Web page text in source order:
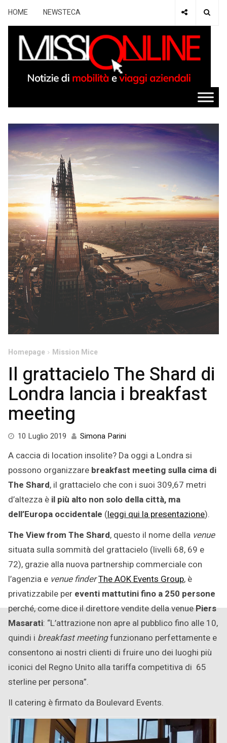
HOME NEWSTECA
Homepage Mission Mice
Il grattacielo The Shard di
Londra lancia i breakfast
meeting
10 Luglio 2019 10
2019
Simona Parini
A caccia di location insolite? Da oggi a Londra si
possono organizzare breakfast meeting sulla cima di
The Shard, il grattacielo che con i suoi 309,67 metri
d’altezza è il più alto non solo della città, ma
dell’Europa occidentale (leggi qui la presentazione).
The View from The Shard, questo il nome della venue
situata sulla sommità del grattacielo (livelli 68, 69 e
72), grazie alla nuova partnership commerciale con
l’agenzia e venue finderThe AOK Events Group, è
privatizzabile per eventi mattutini fino a 250 persone
perché, come dice il direttore vendite della venuePiers
Masarati: “L’attrazione non apre al pubblico fino alle 10,
quindi i breakfast meetingfunzionano perfettamente e
consentono ai nostri clienti di fruire uno dei luoghi più
iconici del Regno Unito alla tariffa competitiva di 65
sterline per persona”.
Il catering è firmato da Boulevard Events.